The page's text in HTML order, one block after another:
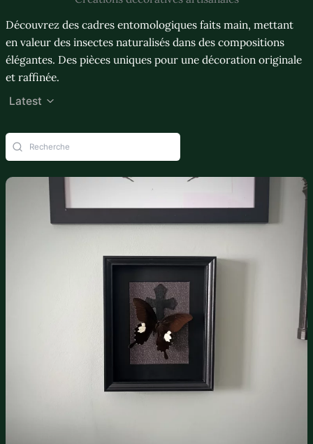
Découvrez des cadres entomologiques faits main, mettant
en valeur des insectes naturalisés dans des compositions
élégantes. Des pièces uniques pour une décoration originale
et raffinée.
Latest